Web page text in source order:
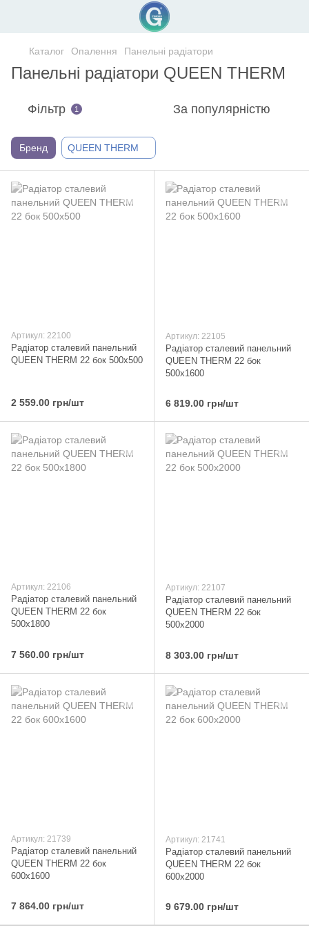
Каталог Опалення Панельні радіатори
Панельні радіатори QUEEN THERM
Фільтр 1 За популярністю
Бренд QUEEN THERM
Артикул: 22100
Радіатор сталевий панельний
QUEEN THERM 22 бок 500x500
2 559.00 грн/шт
Артикул: 22105
Радіатор сталевий панельний
QUEEN THERM 22 бок
500х1600
6 819.00 грн/шт
Артикул: 22106
Радіатор сталевий панельний
QUEEN THERM 22 бок
500х1800
7 560.00 грн/шт
Артикул: 22107
Радіатор сталевий панельний
QUEEN THERM 22 бок
500х2000
8 303.00 грн/шт
Артикул: 21739
Радіатор сталевий панельний
QUEEN THERM 22 бок
600х1600
7 864.00 грн/шт
Артикул: 21741
Радіатор сталевий панельний
QUEEN THERM 22 бок
600х2000
9 679.00 грн/шт